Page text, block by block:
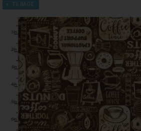
TILBAGE